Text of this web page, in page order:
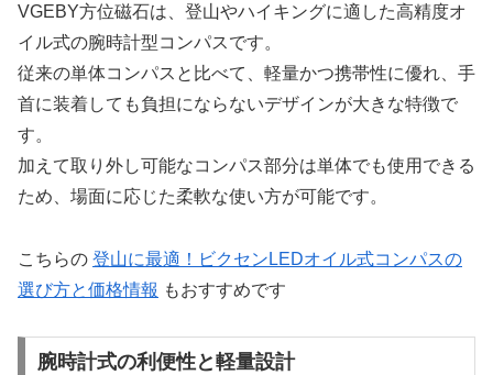
VGEBY方位磁石は、登山やハイキングに適した高精度オ
イル式の腕時計型コンパスです。
従来の単体コンパスと比べて、軽量かつ携帯性に優れ、手
首に装着しても負担にならないデザインが大きな特徴で
す。
加えて取り外し可能なコンパス部分は単体でも使用できる
ため、場面に応じた柔軟な使い方が可能です。
こちらの 登山に最適！ビクセンLEDオイル式コンパスの
選び方と価格情報 もおすすめです
腕時計式の利便性と軽量設計